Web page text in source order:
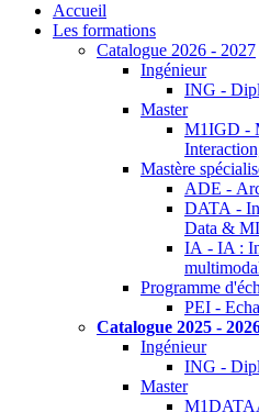
Accueil
Les formations
Catalogue 2026 - 2027
Ingénieur
ING -
Master
M1IGD -
Mastère
ADE -
DATA -
Data &
IA - IA :
Programme
PEI -
Catalogue 2025 -
Ingénieur
ING -
Master